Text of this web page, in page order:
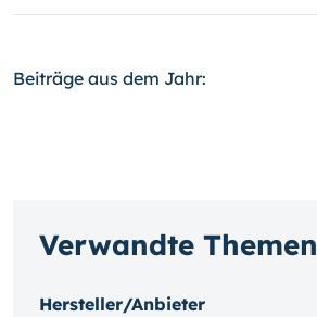
Beiträge aus dem Jahr:
Verwandte Themen
Hersteller/Anbieter